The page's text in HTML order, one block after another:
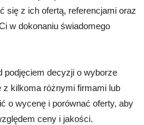
się z ich ofertą, referencjami oraz
w dokonaniu świadomego
podjęciem decyzji o wyborze
kilkoma różnymi firmami lub
o wycenę i porównać oferty, aby
ceny i jakości.